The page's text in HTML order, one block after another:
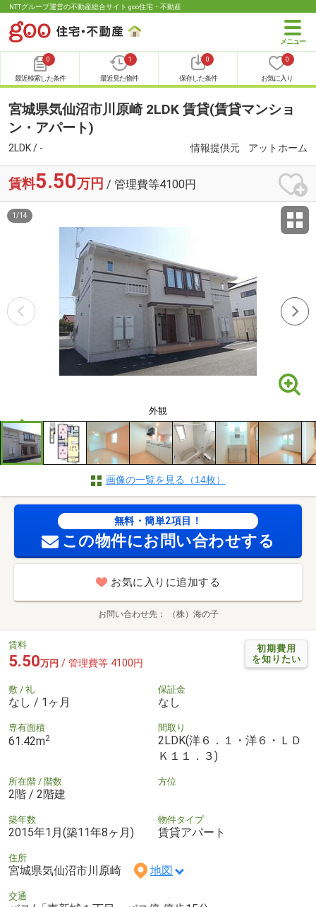
NTTグループ運営の不動産総合サイト goo住宅・不動産
0
最近検索した条件
1
最近見た物件
0
保存した条件
0
お気に入り
宮城県気仙沼市川原崎 2LDK 賃貸(賃貸マンショ
ン・アパート)
2LDK / - 情報提供元 アットホーム
賃料5.50万円 / 管理費等4100円
外観
1 /14
画像の一覧を見る（14枚）
無料・簡単2項目！
この物件にお問い合わせする
お気に入りに追加する
お問い合わせ先 （株）海の子
初期費用
を知りたい
賃料
5.50万円 / 管理費等 4100円
敷 / 礼
なし / 1ヶ月
保証金
なし
専有面積
61.42m2
間取り
2LDK(洋６．１・洋６・ＬＤ
Ｋ１１．３)
所在階 / 階数
2階 / 2階建
方位
築年数
2015年1月(築11年8ヶ月)
物件タイプ
賃貸アパート
住所
宮城県気仙沼市川原崎 地図
交通